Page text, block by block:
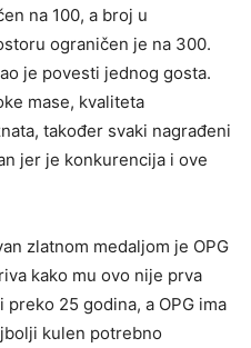
na 100, a broj u
ograničen je na 300.
je povesti jednog gosta.
mase, kvaliteta
također svaki nagrađeni
jer je konkurencija i ove
zlatnom medaljom je OPG
kako mu ovo nije prva
25 godina, a OPG ima
kulen potrebno